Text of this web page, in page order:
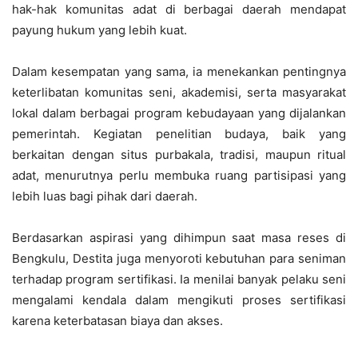
hak-hak komunitas adat di berbagai daerah mendapat
payung hukum yang lebih kuat.
Dalam kesempatan yang sama, ia menekankan pentingnya
keterlibatan komunitas seni, akademisi, serta masyarakat
lokal dalam berbagai program kebudayaan yang dijalankan
pemerintah. Kegiatan penelitian budaya, baik yang
berkaitan dengan situs purbakala, tradisi, maupun ritual
adat, menurutnya perlu membuka ruang partisipasi yang
lebih luas bagi pihak dari daerah.
Berdasarkan aspirasi yang dihimpun saat masa reses di
Bengkulu, Destita juga menyoroti kebutuhan para seniman
terhadap program sertifikasi. Ia menilai banyak pelaku seni
mengalami kendala dalam mengikuti proses sertifikasi
karena keterbatasan biaya dan akses.